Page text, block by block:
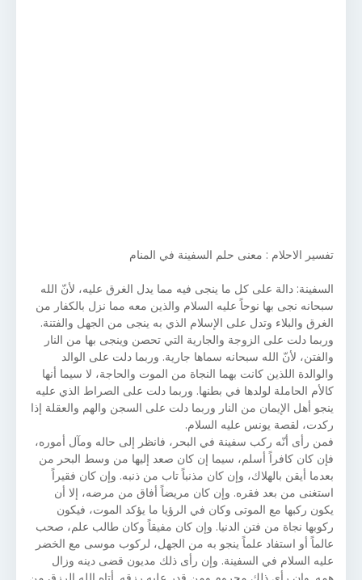
تفسير الاحلام : معنى حلم السفينة في المنام
السفينة: دالة على كل ما ينجى فيه مما يدل الغرق عليه، لأنّ الله
سبحانه نجى بها نوحاً عليه السلام والذين معه مما نزل بالكفار من
الغرق والبلاء وتدل على الإسلام الذي به ينجى من الجهل والفتنة.
وربما دلت على الزوجة والجارية التي تحصن وينجى بها من النار
والفتن، لأنّ الله سبحانه سماها جارية. وربما دلت على الوالد
والوالدة اللذين كانت بهما النجاة من الموت والحاجة، لا سيما أنها
كالأم الحاملة لولدها في بطنها. وربما دلت على الصراط الذي عليه
ينجو أهل الإيمان من النار وربما دلت على السجن والهم والعقلة إذا
ركدت، لقصة يونس عليه السلام.
فمن رأى أنّه ركب سفينة في البحر، فانظر إلى حاله ومآل أموره،
فإن كان كافراً أسلم، سيما إن كان صعد إليها من وسط البحر من
بعدما أيقن بالهلاك، وإن كان مذنباً تاب من ذنبه. وإن كان فقيراً
استغنى من بعد فقره. وإن كان مريضاً أفاق من مرضه، إلا أن
يكون ركبها مع الموتى وكان في الرؤيا ما يؤكد الموت، فيكون
ركوبها نجاة من فتن الدنيا. وإن كان مفيقاً وكان طالب علم، صحب
عالماً أو استفاد علماً ينجو به من الجهل، لركوب موسى مع الخضر
عليه السلام في السفينة. وإن رأى ذلك مديون قضى دينه وزال